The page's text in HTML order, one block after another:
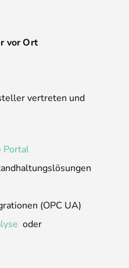
vor Ort
vertreten und
Portal
(OPC UA)
oder